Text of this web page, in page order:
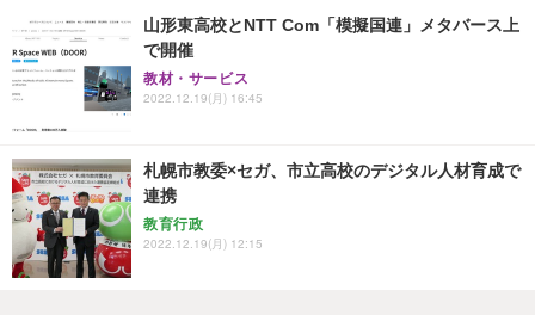
山形東高校とNTT Com「模擬国連」メタバース上
で開催
教材・サービス
2022.12.19(月) 16:45
札幌市教委×セガ、市立高校のデジタル人材育成で
連携
教育行政
2022.12.19(月) 12:15